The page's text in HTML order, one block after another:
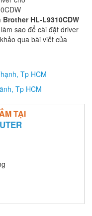
HL-L9310CDW
sao để cài đặt driver
qua bài viết của
Tp HCM
Tp HCM
TẠI